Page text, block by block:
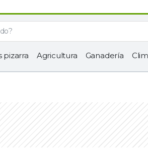
pizarra Agricultura Ganadería